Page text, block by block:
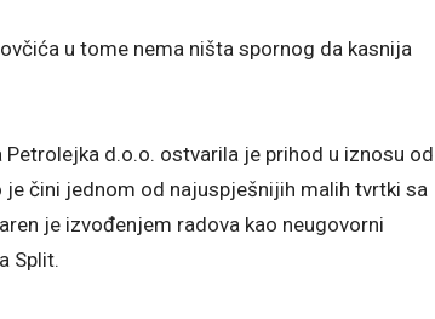
u tome nema ništa spornog da kasnija
d.o.o. ostvarila je prihod u iznosu od
čini jednom od najuspješnijih malih tvrtki sa
je izvođenjem radova kao neugovorni
Split.